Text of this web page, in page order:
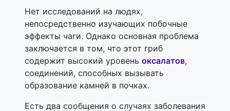
Нет исследований на людях,
непосредственно изучающих побочные
эффекты чаги. Однако основная проблема
заключается в том, что этот гриб
содержит высокий уровень оксалатов,
соединений, способных вызывать
образование камней в почках.
Есть два сообщения о случаях заболевания